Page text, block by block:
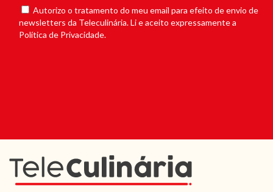
Autorizo o tratamento do meu email para efeito de envio de
newsletters da Teleculinária. Li e aceito expressamente a
Política de Privacidade.